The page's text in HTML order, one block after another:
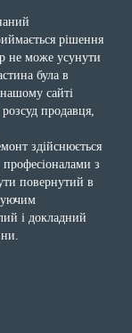
рішення
не може усунути
була в
сайті
продавця,
здійснюється
з
повернутий в
і докладний